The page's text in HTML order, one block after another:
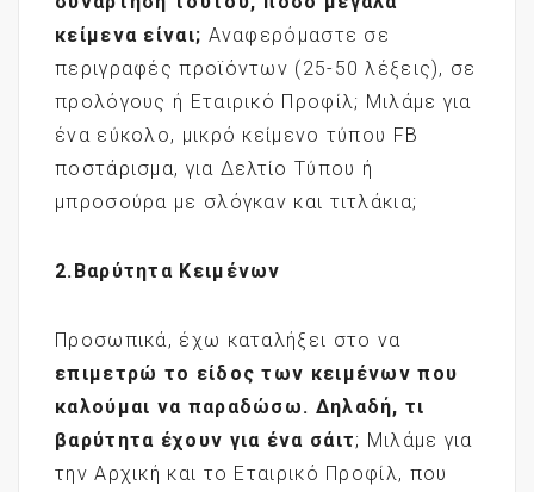
κείμενα είναι; Αναφερόμαστε σε
περιγραφές προϊόντων (25-50 λέξεις), σε
προλόγους ή Εταιρικό Προφίλ; Μιλάμε για
ένα εύκολο, μικρό κείμενο τύπου FB
ποστάρισμα, για Δελτίο Τύπου ή
μπροσούρα με σλόγκαν και τιτλάκια;
2.Βαρύτητα Κειμένων
Προσωπικά, έχω καταλήξει στο να
επιμετρώ το είδος των κειμένων που
καλούμαι να παραδώσω. Δηλαδή, τι
βαρύτητα έχουν για ένα σάιτ; Μιλάμε για
την Αρχική και το Εταιρικό Προφίλ, που